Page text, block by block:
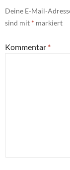
Deine E-Mail-
sind mit * markiert
Kommentar *